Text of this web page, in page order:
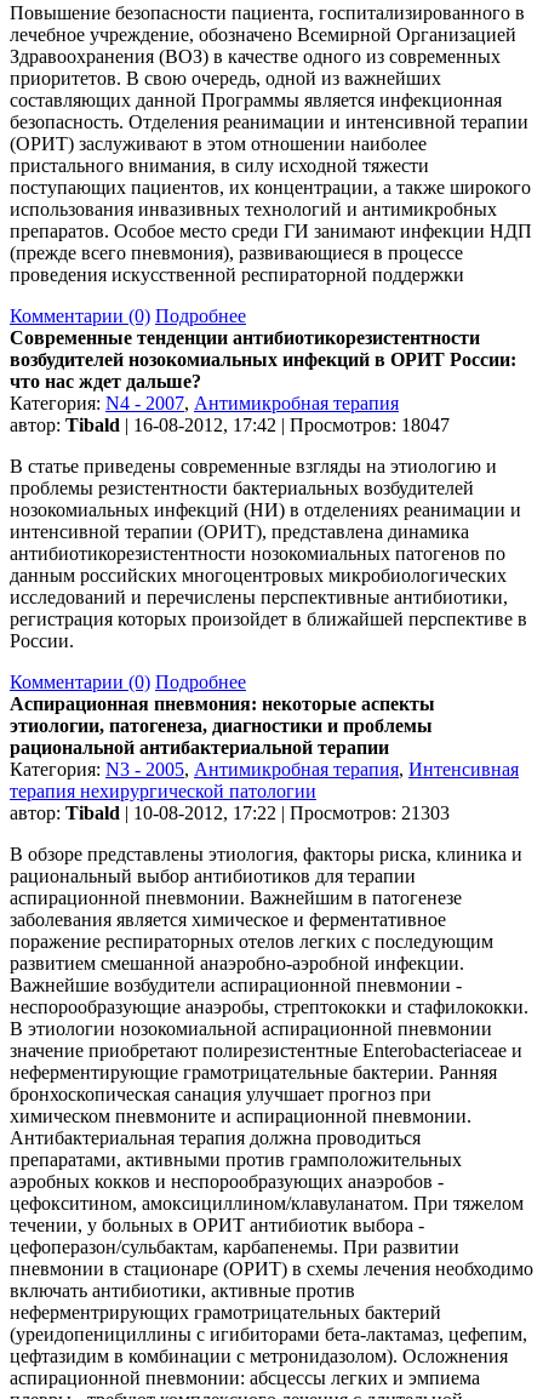
Повышение безопасности пациента, госпитализированного в
лечебное учреждение, обозначено Всемирной Организацией
Здравоохранения (ВОЗ) в качестве одного из современных
приоритетов. В свою очередь, одной из важнейших
составляющих данной Программы является инфекционная
безопасность. Отделения реанимации и интенсивной терапии
(ОРИТ) заслуживают в этом отношении наиболее
пристального внимания, в силу исходной тяжести
поступающих пациентов, их концентрации, а также широкого
использования инвазивных технологий и антимикробных
препаратов. Особое место среди ГИ занимают инфекции НДП
(прежде всего пневмония), развивающиеся в процессе
проведения искусственной респираторной поддержки
Комментарии (0) Подробнее
Современные тенденции антибиотикорезистентности
возбудителей нозокомиальных инфекций в ОРИТ России:
что нас ждет дальше?
Категория: N4 - 2007, Антимикробная терапия
автор: Tibald | 16-08-2012, 17:42 | Просмотров: 18047
В статье приведены современные взгляды на этиологию и
проблемы резистентности бактериальных возбудителей
нозокомиальных инфекций (НИ) в отделениях реанимации и
интенсивной терапии (ОРИТ), представлена динамика
антибиотикорезистентности нозокомиальных патогенов по
данным российских многоцентровых микробиологических
исследований и перечислены перспективные антибиотики,
регистрация которых произойдет в ближайшей перспективе в
России.
Комментарии (0) Подробнее
Аспирационная пневмония: некоторые аспекты
этиологии, патогенеза, диагностики и проблемы
рациональной антибактериальной терапии
Категория: N3 - 2005, Антимикробная терапия, Интенсивная
терапия нехирургической патологии
автор: Tibald | 10-08-2012, 17:22 | Просмотров: 21303
В обзоре представлены этиология, факторы риска, клиника и
рациональный выбор антибиотиков для терапии
аспирационной пневмонии. Важнейшим в патогенезе
заболевания является химическое и ферментативное
поражение респираторных отелов легких с последующим
развитием смешанной анаэробно-аэробной инфекции.
Важнейшие возбудители аспирационной пневмонии -
неспорообразующие анаэробы, стрептококки и стафилококки.
В этиологии нозокомиальной аспирационной пневмонии
значение приобретают полирезистентные Enterobacteriaceae и
неферментирующие грамотрицательные бактерии. Ранняя
бронхоскопическая санация улучшает прогноз при
химическом пневмоните и аспирационной пневмонии.
Антибактериальная терапия должна проводиться
препаратами, активными против грамположительных
аэробных кокков и неспорообразующих анаэробов -
цефокситином, амоксициллином/клавуланатом. При тяжелом
течении, у больных в ОРИТ антибиотик выбора -
цефоперазон/сульбактам, карбапенемы. При развитии
пневмонии в стационаре (ОРИТ) в схемы лечения необходимо
включать антибиотики, активные против
неферментрирующих грамотрицательных бактерий
(уреидопенициллины с игибиторами бета-лактамаз, цефепим,
цефтазидим в комбинации с метронидазолом). Осложнения
аспирационной пневмонии: абсцессы легких и эмпиема